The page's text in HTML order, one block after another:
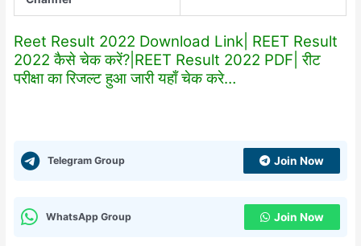
Reet Result 2022 Download Link| REET Result
2022 कैसे चेक करें?|REET Result 2022 PDF| रीट
परीक्षा का रिजल्ट हुआ जारी यहाँ चेक करे…
Telegram Group Join Now
WhatsApp Group Join Now